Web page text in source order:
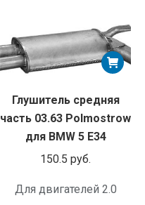
Глушитель средняя
часть 03.63 Polmostrow
для BMW 5 E34
150.5 руб.
Для двигателей 2.0